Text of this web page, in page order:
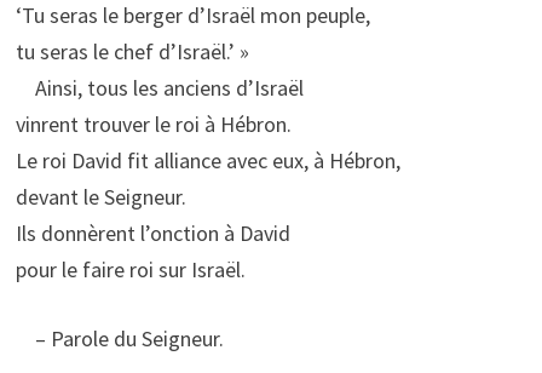
‘Tu seras le berger d’Israël mon peuple,
tu seras le chef d’Israël.’ »
Ainsi, tous les anciens d’Israël
vinrent trouver le roi à Hébron.
Le roi David fit alliance avec eux, à Hébron,
devant le Seigneur.
Ils donnèrent l’onction à David
pour le faire roi sur Israël.
– Parole du Seigneur.